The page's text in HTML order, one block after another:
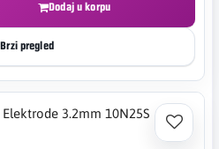
Dodaj u korpu
Brzi pregled